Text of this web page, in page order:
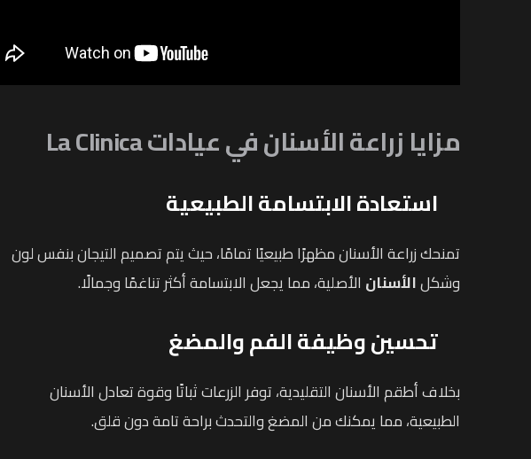
مزايا زراعة الأسنان في عياداتLa Clinica
استعادة الابتسامة الطبيعية
تمنحك زراعة الأسنان مظهرًا طبيعيًا تمامًا، حيث يتم تصميم التيجان بنفس لون
وشكلالأسنان الأصلية، مما يجعل الابتسامة أكثر تناغمًا وجمالًا.
تحسين وظيفة الفم والمضغ
بخلاف أطقم الأسنان التقليدية، توفر الزرعات ثباتًا وقوة تعادل الأسنان
الطبيعية، مما يمكنك من المضغ والتحدث براحة تامة دون قلق.